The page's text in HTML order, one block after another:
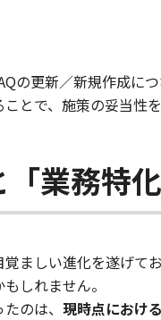
の更新／新規作成に
とで、施策の妥当性を
業務特
ましい進化を遂げて
しれません。
のは、 現時点におけ